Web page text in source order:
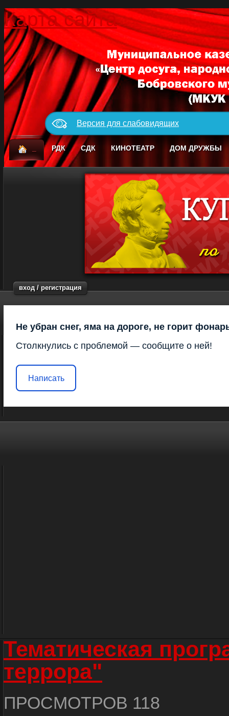
Карта сайта
Версия для слабовидящих
РДК СДК КИНОТЕАТР ДОМ ДРУЖБЫ
вход / регистрация
Не убран снег, яма на дороге, не горит
Столкнулись с проблемой — сообщите о ней!
Написать
Тематическая
террора"
ПРОСМОТРОВ 118